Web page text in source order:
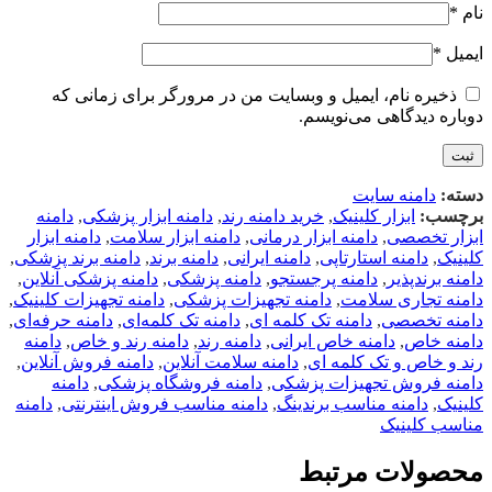
نام *
ایمیل *
ذخیره نام، ایمیل و وبسایت من در مرورگر برای زمانی که
دوباره دیدگاهی می‌نویسم.
دسته: دامنه سایت
برچسب: ابزار کلینیک, خرید دامنه رند, دامنه ابزار پزشکی, دامنه
ابزار تخصصی, دامنه ابزار درمانی, دامنه ابزار سلامت, دامنه ابزار
کلینیک, دامنه استارتاپی, دامنه ایرانی, دامنه برند, دامنه برند پزشکی,
دامنه برندپذیر , دامنه پرجستجو, دامنه پزشکی, دامنه پزشکی آنلاین,
دامنه تجاری سلامت, دامنه تجهیزات پزشکی, دامنه تجهیزات کلینیک,
دامنه تخصصی, دامنه تک کلمه ای, دامنه تک کلمه‌ای, دامنه حرفه‌ای,
دامنه خاص, دامنه خاص ایرانی, دامنه رند, دامنه رند و خاص, دامنه
رند و خاص و تک کلمه ای, دامنه سلامت آنلاین, دامنه فروش آنلاین,
دامنه فروش تجهیزات پزشکی, دامنه فروشگاه پزشکی, دامنه
کلینیک, دامنه مناسب برندینگ, دامنه مناسب فروش اینترنتی, دامنه
مناسب کلینیک
محصولات مرتبط